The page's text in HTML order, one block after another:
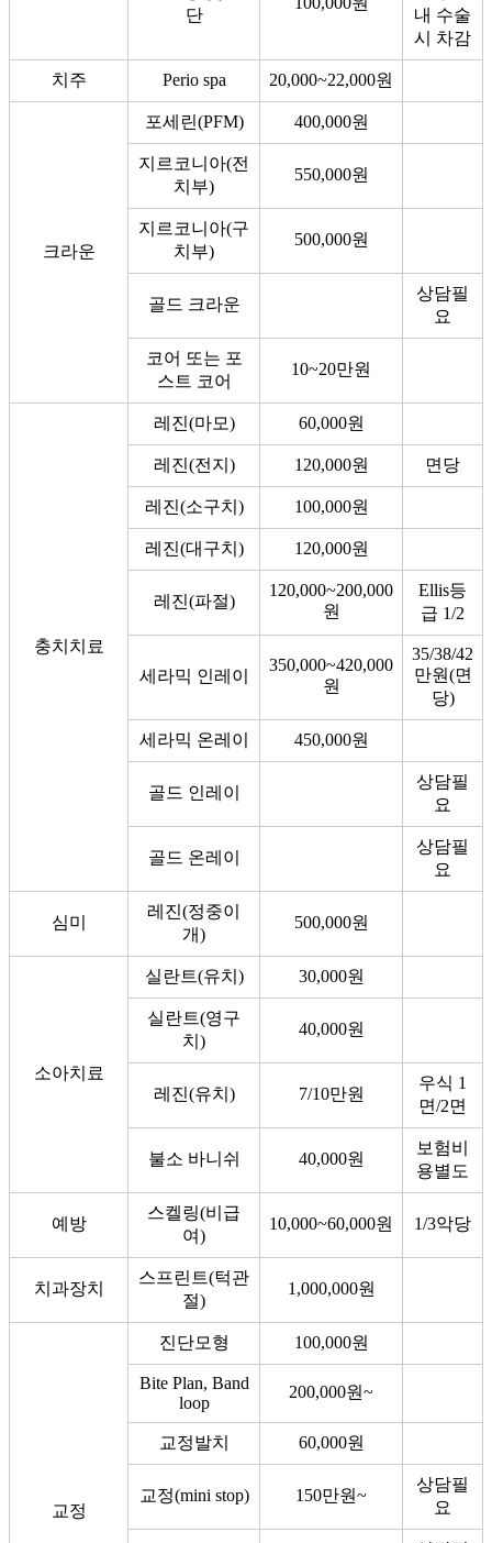
단
내 수술
시 차감
치주 Perio spa 20,000~22,000원
크라운
포세린(PFM) 400,000원
지르코니아(전
치부)
550,000원
지르코니아(구
치부)
500,000원
골드 크라운
상담필
요
코어 또는 포
스트 코어
10~20만원
충치치료
레진(마모) 60,000원
레진(전지) 120,000원 면당
레진(소구치) 100,000원
레진(대구치) 120,000원
레진(파절)
120,000~200,000
원
Ellis등
급 1/2
세라믹 인레이
350,000~420,000
원
35/38/42
만원(면
당)
세라믹 온레이 450,000원
골드 인레이
상담필
요
골드 온레이
상담필
요
심미
레진(정중이
개)
500,000원
소아치료
실란트(유치) 30,000원
실란트(영구
치)
40,000원
레진(유치) 7/10만원
우식 1
면/2면
불소 바니쉬 40,000원
보험비
용별도
예방
스켈링(비급
여)
10,000~60,000원 1/3악당
치과장치
스프린트(턱관
절)
1,000,000원
교정
진단모형 100,000원
Bite Plan, Band
loop
200,000원~
교정발치 60,000원
교정(mini stop) 150만원~
상담필
요